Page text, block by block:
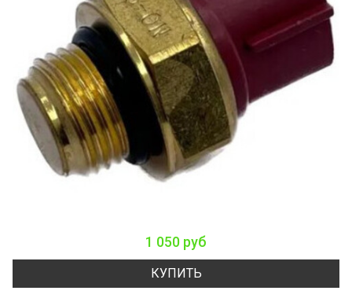
1 050 руб
КУПИТЬ